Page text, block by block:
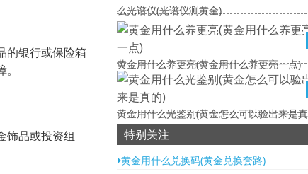
的银行或保险箱
饰品或投资组
么光谱仪(光谱仪测黄金)
黄金用什么养更亮(黄金用什么养更亮一点)
黄金用什么光鉴别(黄金怎么可以验出来是
特别关注
黄金用什么兑换码(黄金兑换套路)